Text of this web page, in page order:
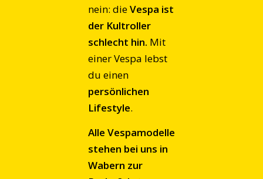
nein: dieVespa ist
der Kultroller
schlecht hin. Mit
einer Vespa lebst
du einen
persönlichen
Lifestyle.
Alle Vespamodelle
stehen bei uns in
Wabern zur